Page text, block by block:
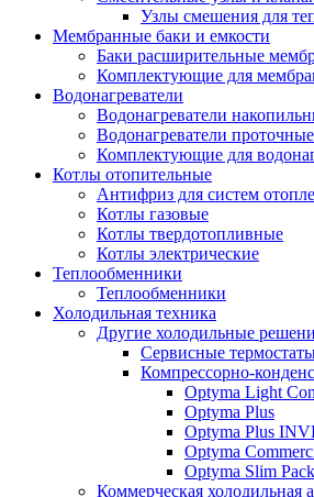
Узлы смешения для
Мембранные баки и емкости
Баки расширительные
Комплектующие для
Водонагреватели
Водонагреватели
Водонагреватели проточные
Комплектующие для
Котлы отопительные
Антифриз для систем
Котлы газовые
Котлы твердотопливные
Котлы электрические
Теплообменники
Теплообменники
Холодильная техника
Другие холодильные
Сервисные
Компрессорно-
Optyma Light
Optyma Plus
Optyma Plus
Optyma
Optyma Slim Pack
Коммерческая холодильная